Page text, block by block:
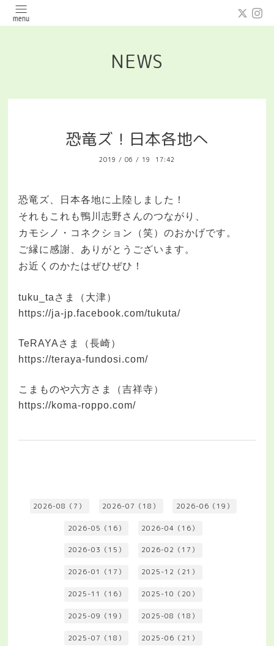
NEWS
恐竜ズ！日本各地へ
2019 / 06 / 19 17:42
恐竜ズ、日本各地に上陸しました！
それもこれも鴨川志野さんのつながり、
カモシノ・コネクション（笑）のおかげです。
ご縁に感謝、ありがとうございます。
お近くのかたはぜひぜひ！
tuku_taさま（大津）
https://ja-jp.facebook.com/tukuta/
TeRAYAさま（長崎）
https://teraya-fundosi.com/
こまものや六方さま（吉祥寺）
https://koma-roppo.com/
2026-08（7） 2026-07（18） 2026-06（19）
2026-05（16） 2026-04（16）
2026-03（15） 2026-02（17）
2026-01（17） 2025-12（21）
2025-11（16） 2025-10（20）
2025-09（19） 2025-08（18）
2025-07（18） 2025-06（21）